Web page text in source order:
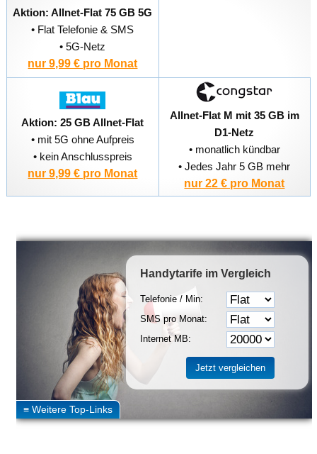
Aktion: Allnet-Flat 75 GB 5G
• Flat Telefonie & SMS
• 5G-Netz
nur 9,99 € pro Monat
Aktion: 25 GB Allnet-Flat
• mit 5G ohne Aufpreis
• kein Anschlusspreis
nur 9,99 € pro Monat
Allnet-Flat M mit 35 GB im
D1-Netz
• monatlich kündbar
• Jedes Jahr 5 GB mehr
nur 22 € pro Monat
Handytarife im Vergleich
Telefonie / Min:
SMS pro Monat:
Internet MB: